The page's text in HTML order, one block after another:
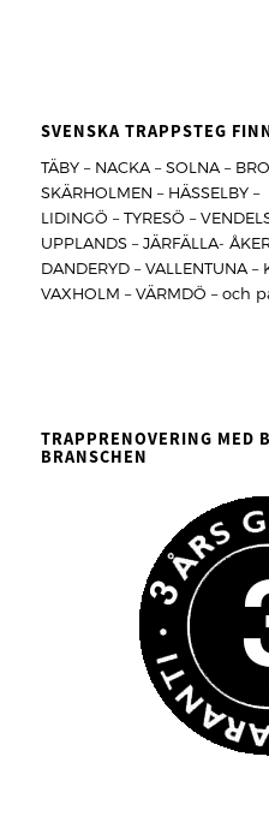
SVENSKA TRAPPSTEG
TÄBY – NACKA – SOLNA –
SKÄRHOLMEN – HÄSSELBY –
LIDINGÖ – TYRESÖ –
UPPLANDS – JÄRFÄLLA-
DANDERYD – VALLENTUNA –
VAXHOLM – VÄRMDÖ –
TRAPPRENOVERING MED
BRANSCHEN